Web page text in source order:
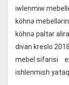
iwlenmiw
köhnə mebellərin
köhnə paltar
divan kreslo 2018
mebel sifarisi
ishlenmish